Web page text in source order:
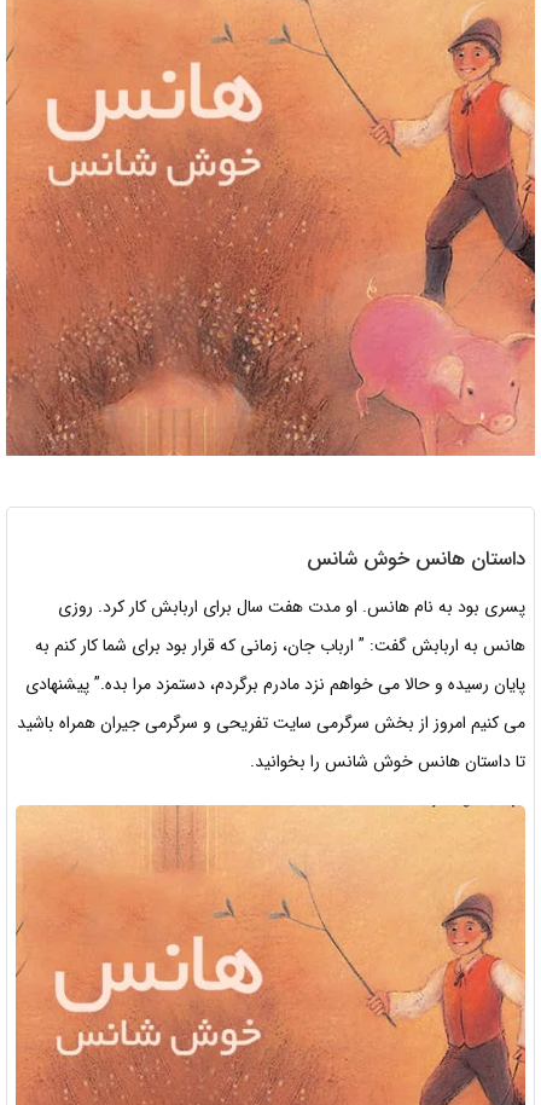
داستان هانس خوش شانس
پسری بود به نام هانس. او مدت هفت سال برای اربابش کار کرد. روزی
هانس به اربابش گفت: ” ارباب جان، زمانی که قرار بود برای شما کار کنم به
پایان رسیده و حالا می خواهم نزد مادرم برگردم، دستمزد مرا بده.” پیشنهادی
می کنیم امروز از بخش سرگرمی سایت تفریحی و سرگرمی جیران همراه باشید
تا داستان هانس خوش شانس را بخوانید.